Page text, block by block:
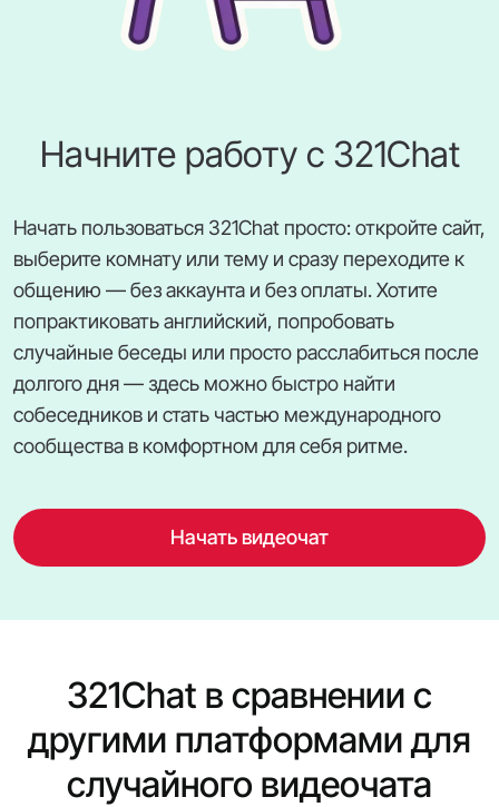
Начните работу с 321Chat
Начать пользоваться 321Chat просто: откройте сайт,
выберите комнату или тему и сразу переходите к
общению — без аккаунта и без оплаты. Хотите
попрактиковать английский, попробовать
случайные беседы или просто расслабиться после
долгого дня — здесь можно быстро найти
собеседников и стать частью международного
сообщества в комфортном для себя ритме.
Начать видеочат
321Chat в сравнении с
другими платформами для
случайного видеочата